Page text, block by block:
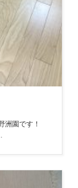
洲園です！